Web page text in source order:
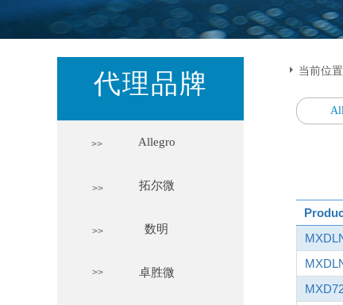
代理品牌 当前位
Allegro
拓尔微
数明
卓胜微
>>
>>
>>
>>